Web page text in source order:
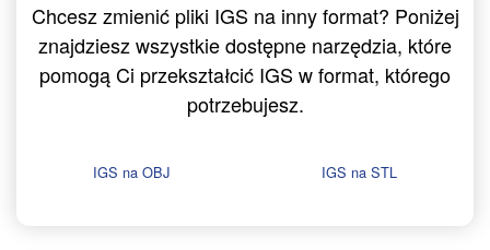
Chcesz zmienić pliki IGS na inny format? Poniżej
znajdziesz wszystkie dostępne narzędzia, które
pomogą Ci przekształcić IGS w format, którego
potrzebujesz.
IGS na OBJ IGS na STL